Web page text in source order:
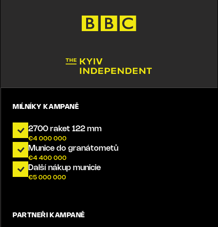
MIĹNÍKY KAMPANĚ
2700 raket 122 mm
€4 000 000
Munice do granátometů
€4 400 000
Další nákup municie
€5 000 000
PARTNEŘI KAMPANĚ